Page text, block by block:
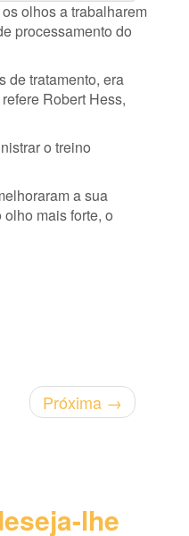
olhos a trabalharem
processamento do
de tratamento, era
Robert Hess,
o treino
a sua
mais forte, o
Próxima →
lhe